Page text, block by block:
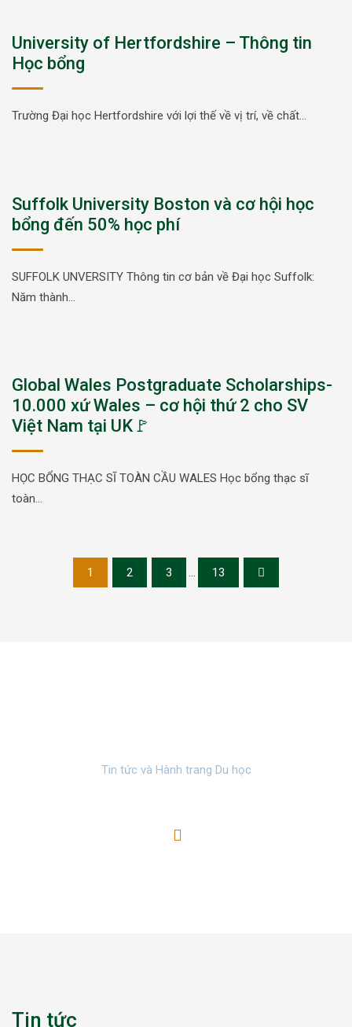
University of Hertfordshire – Thông tin
Học bổng
Trường Đại học Hertfordshire với lợi thế về vị trí, về chất…
Suffolk University Boston và cơ hội học
bổng đến 50% học phí
SUFFOLK UNVERSITY Thông tin cơ bản về Đại học Suffolk:
Năm thành…
Global Wales Postgraduate Scholarships-
10.000 xứ Wales – cơ hội thứ 2 cho SV
Việt Nam tại UK🚩
HỌC BỔNG THẠC SĨ TOÀN CẦU WALES Học bổng thạc sĩ
toàn…
1 2 3 ... 13
Tin tức và Hành trang Du học
Tin tức